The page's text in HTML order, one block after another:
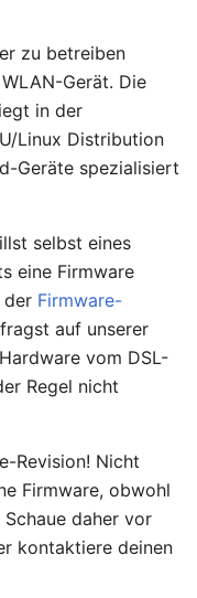
zu betreiben
Gerät. Die
in der
Linux Distribution
Geräte spezialisiert
selbst eines
eine Firmware
der Firmware-
auf unserer
vom DSL-
Regel nicht
Revision! Nicht
Firmware, obwohl
daher vor
kontaktiere deinen